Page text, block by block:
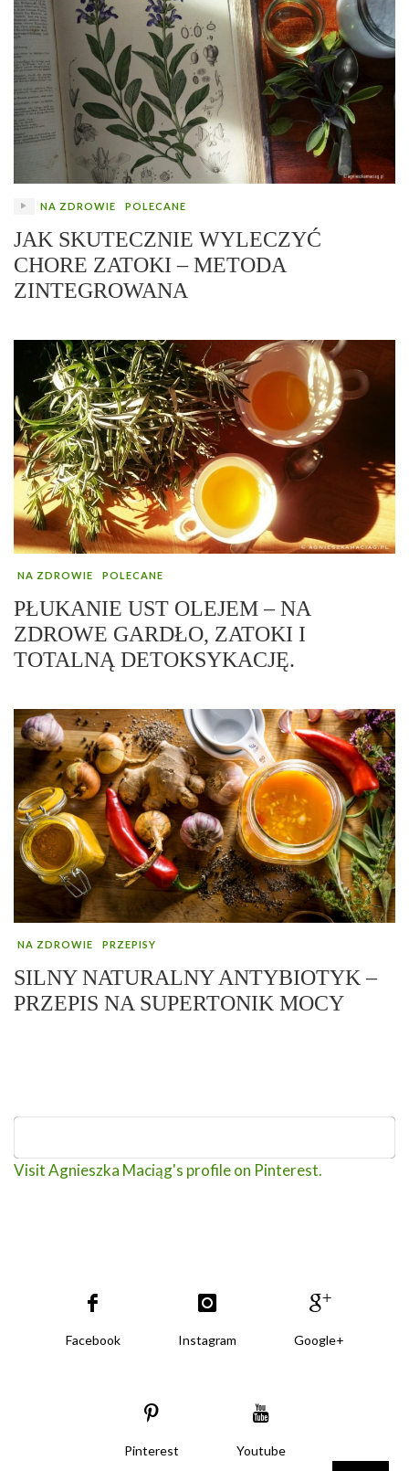
NA ZDROWIE POLECANE
JAK SKUTECZNIE WYLECZYĆ
CHORE ZATOKI – METODA
ZINTEGROWANA
NA ZDROWIE POLECANE
PŁUKANIE UST OLEJEM – NA
ZDROWE GARDŁO, ZATOKI I
TOTALNĄ DETOKSYKACJĘ.
NA ZDROWIE PRZEPISY
SILNY NATURALNY ANTYBIOTYK –
PRZEPIS NA SUPERTONIK MOCY
Visit Agnieszka Maciąg's profile on Pinterest.
Facebook Instagram Google+
Pinterest Youtube